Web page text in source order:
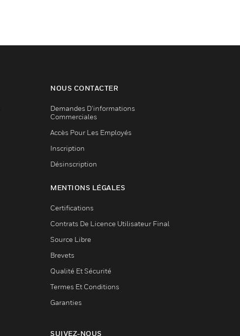
NOUS CONTACTER
Demandes D’informations
Commerciales
Accès Pour Les Employés
Inscription
Désinscription
MENTIONS LÉGALES
Certifications
Contrats De Licence Utilisateur Final
Source Libre
Brevets
Qualité Et Sécurité
Termes Et Conditions
Garanties
SUIVEZ-NOUS